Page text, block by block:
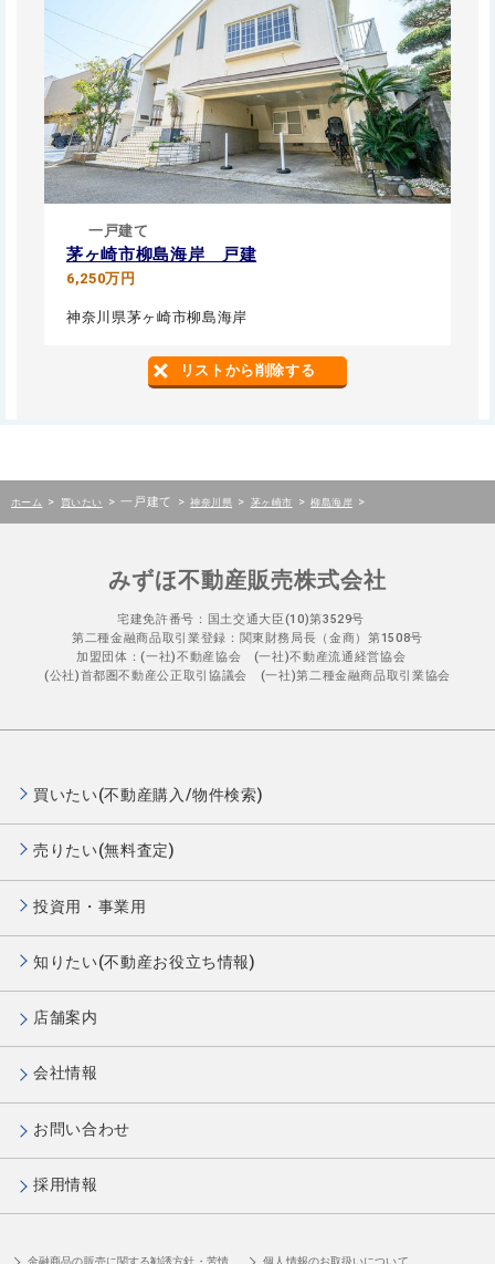
一戸建て
茅ヶ崎市柳島海岸 戸建
6,250万円
神奈川県茅ヶ崎市柳島海岸
リストから削除する
ホーム > 買いたい > 一戸建て > 神奈川県 > 茅ヶ崎市 > 柳島海岸 >
みずほ不動産販売株式会社
宅建免許番号：国土交通大臣(10)第3529号
第二種金融商品取引業登録：関東財務局長（金商）第1508号
加盟団体：(一社)不動産協会 (一社)不動産流通経営協会
(公社)首都圏不動産公正取引協議会 (一社)第二種金融商品取引業協会
買いたい(不動産購入/物件検索)
売りたい(無料査定)
投資用・事業用
知りたい(不動産お役立ち情報)
店舗案内
会社情報
お問い合わせ
採用情報
金融商品の販売に関する勧誘方針・苦情 個人情報のお取扱いについて